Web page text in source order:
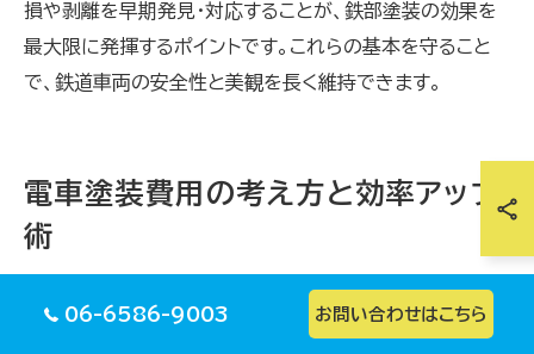
損や剥離を早期発見・対応することが、鉄部塗装の効果を
最大限に発揮するポイントです。これらの基本を守ること
で、鉄道車両の安全性と美観を長く維持できます。
電車塗装費用の考え方と効率アップ
術
電車塗装費用を抑えるポイントと選び方
06-6586-9003 お問い合わせはこちら